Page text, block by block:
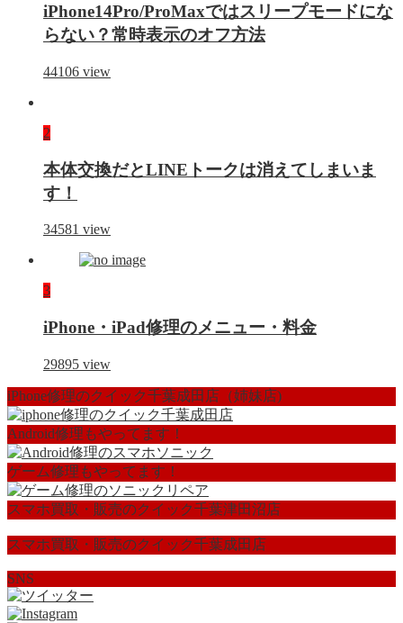
iPhone14Pro/ProMaxではスリープモードにな
らない？常時表示のオフ方法
44106 view
2
本体交換だとLINEトークは消えてしまいま
す！
34581 view
3
iPhone・iPad修理のメニュー・料金
29895 view
iPhone修理のクイック千葉成田店（姉妹店)
Android修理もやってます！
ゲーム修理もやってます！
スマホ買取・販売のクイック千葉津田沼店
スマホ買取・販売のクイック千葉成田店
SNS